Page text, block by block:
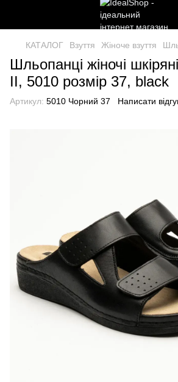
КАТАЛОГ Взуття Жіноче взуття
Шльопанці жіночі
II, 5010 розмір 37, black
Артикул: 5010 Чорний 37 Написати